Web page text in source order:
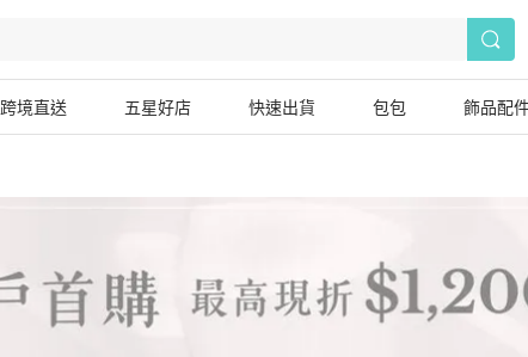
跨境直送 五星好店 快速出貨 包包 飾品配